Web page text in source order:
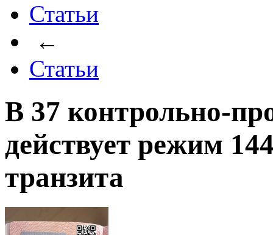
Статьи
←
Статьи
В 37 контрольно-
действует режим
транзита